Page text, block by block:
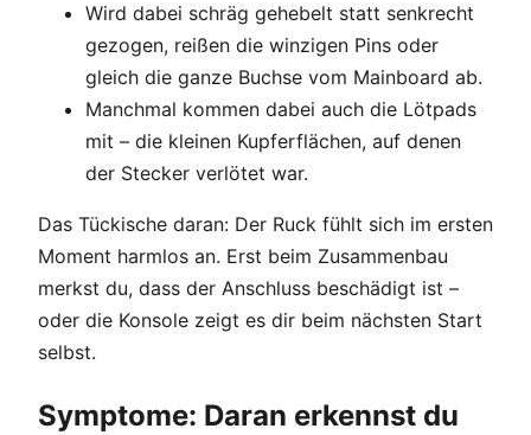
Wird dabei schräg gehebelt statt senkrecht
gezogen, reißen die winzigen Pins oder
gleich die ganze Buchse vom Mainboard ab.
Manchmal kommen dabei auch die Lötpads
mit – die kleinen Kupferflächen, auf denen
der Stecker verlötet war.
Das Tückische daran: Der Ruck fühlt sich im ersten
Moment harmlos an. Erst beim Zusammenbau
merkst du, dass der Anschluss beschädigt ist –
oder die Konsole zeigt es dir beim nächsten Start
selbst.
Symptome: Daran erkennst du